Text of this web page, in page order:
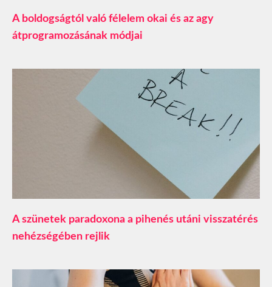
A boldogságtól való félelem okai és az agy
átprogramozásának módjai
A szünetek paradoxona a pihenés utáni visszatérés
nehézségében rejlik